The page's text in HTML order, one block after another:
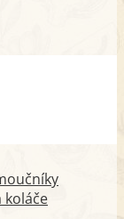
koláče